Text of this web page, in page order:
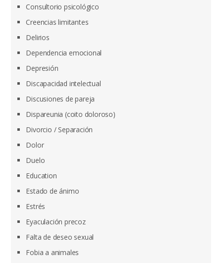
Consultorio psicológico
Creencias limitantes
Delirios
Dependencia emocional
Depresión
Discapacidad intelectual
Discusiones de pareja
Dispareunia (coito doloroso)
Divorcio / Separación
Dolor
Duelo
Education
Estado de ánimo
Estrés
Eyaculación precoz
Falta de deseo sexual
Fobia a animales